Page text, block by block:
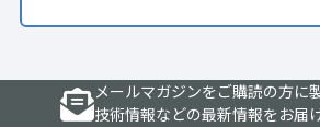
メールマガジンをご購読の方に
技術情報などの最新情報をお届